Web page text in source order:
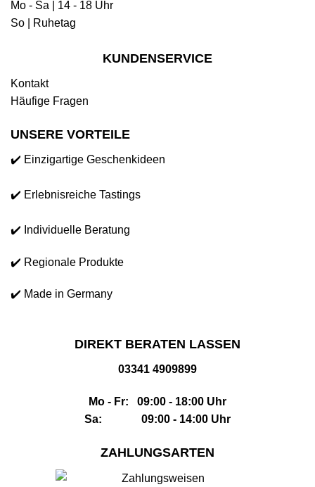
Mo - Sa | 14 - 18 Uhr
So | Ruhetag
KUNDENSERVICE
Kontakt
Häufige Fragen
UNSERE VORTEILE
✔️ Einzigartige Geschenkideen
✔️ Erlebnisreiche Tastings
✔️ Individuelle Beratung
✔️ Regionale Produkte
✔️ Made in Germany
DIREKT BERATEN LASSEN
03341 4909899
Mo - Fr: 09:00 - 18:00 Uhr
Sa: 09:00 - 14:00 Uhr
ZAHLUNGSARTEN